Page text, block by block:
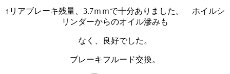
↑リアブレーキ残量、3.7ｍｍで十分ありました。 ホイルシ
リンダーからのオイル滲みも
なく、良好でした。
ブレーキフルード交換。